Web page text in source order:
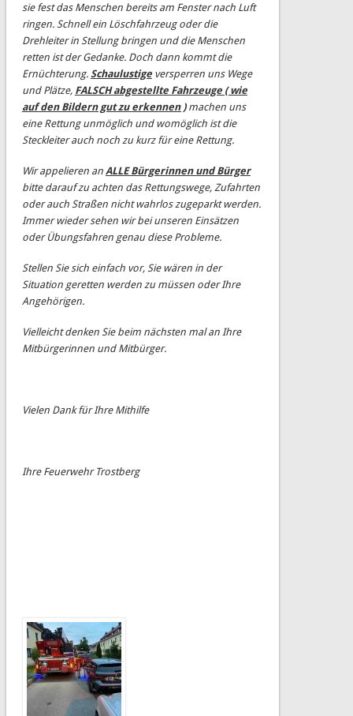
sie fest das Menschen bereits am Fenster nach Luft
ringen. Schnell ein Löschfahrzeug oder die
Drehleiter in Stellung bringen und die Menschen
retten ist der Gedanke. Doch dann kommt die
Ernüchterung. Schaulustige versperren uns Wege
und Plätze, FALSCH abgestellte Fahrzeuge ( wie
auf den Bildern gut zu erkennen ) machen uns
eine Rettung unmöglich und womöglich ist die
Steckleiter auch noch zu kurz für eine Rettung.
Wir appelieren an ALLE Bürgerinnen und Bürger
bitte darauf zu achten das Rettungswege, Zufahrten
oder auch Straßen nicht wahrlos zugeparkt werden.
Immer wieder sehen wir bei unseren Einsätzen
oder Übungsfahren genau diese Probleme.
Stellen Sie sich einfach vor, Sie wären in der
Situation geretten werden zu müssen oder Ihre
Angehörigen.
Vielleicht denken Sie beim nächsten mal an Ihre
Mitbürgerinnen und Mitbürger.
Vielen Dank für Ihre Mithilfe
Ihre Feuerwehr Trostberg